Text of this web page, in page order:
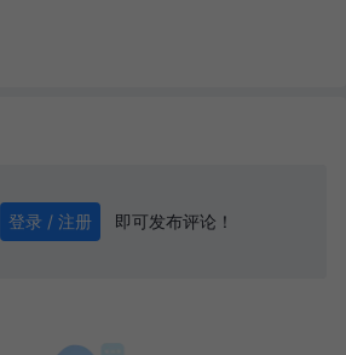
登录 / 注册 即可发布评论！